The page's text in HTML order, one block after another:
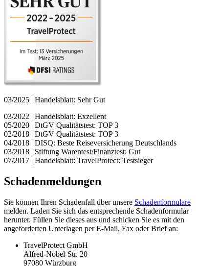
03/2025 | Handelsblatt: Sehr Gut
03/2022 | Handelsblatt: Exzellent
05/2020 | DtGV Qualitätstest: TOP 3
02/2018 | DtGV Qualitätstest: TOP 3
04/2018 | DISQ: Beste Reiseversicherung Deutschlands
03/2018 | Stiftung Warentest/Finanztest: Gut
07/2017 | Handelsblatt: TravelProtect: Testsieger
Schadenmeldungen
Sie können Ihren Schadenfall über unsere Schadenformulare
melden. Laden Sie sich das entsprechende Schadenformular
herunter. Füllen Sie dieses aus und schicken Sie es mit den
angeforderten Unterlagen per E-Mail, Fax oder Brief an:
TravelProtect GmbH
Alfred-Nobel-Str. 20
97080 Würzburg